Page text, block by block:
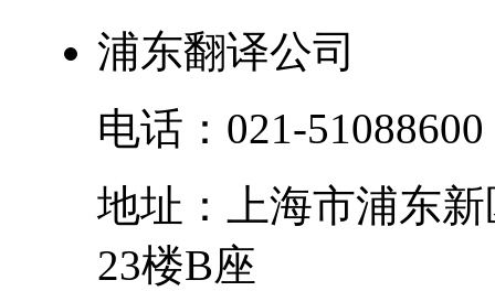
浦东翻译公司
电话： 021-51088600
地址：
上海市浦东新
23楼B座